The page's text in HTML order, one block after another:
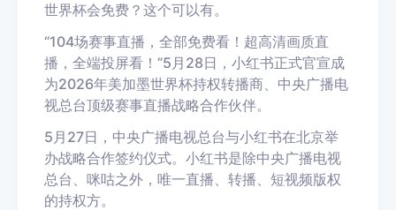
世界杯会免费？这个可以有。
“104场赛事直播，全部免费看！超高清画质直
播，全端投屏看！”5月28日，小红书正式官宣成
为2026年美加墨世界杯持权转播商、中央广播电
视总台顶级赛事直播战略合作伙伴。
5月27日，中央广播电视总台与小红书在北京举
办战略合作签约仪式。小红书是除中央广播电视
总台、咪咕之外，唯一直播、转播、短视频版权
的持权方。